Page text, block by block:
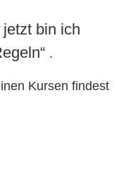
bin ich
.
Kursen findest